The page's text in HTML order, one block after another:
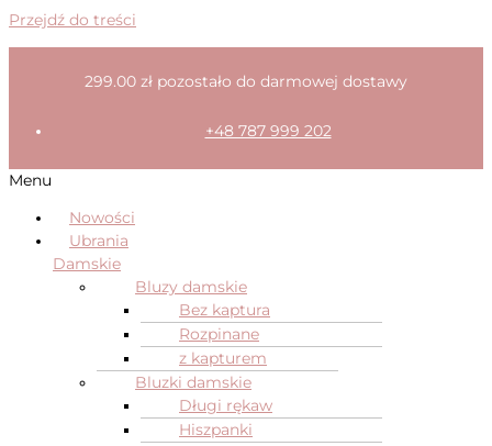
Przejdź do treści
299.00 zł pozostało do darmowej dostawy
+48 787 999 202
Menu
Nowości
Ubrania
Damskie
Bluzy damskie
Bez kaptura
Rozpinane
z kapturem
Bluzki damskie
Długi rękaw
Hiszpanki